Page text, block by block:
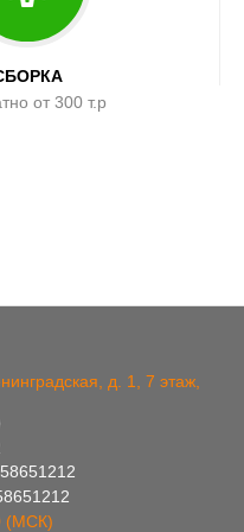
от 300 т.р
д. 1, 7 этаж,
(МСК)